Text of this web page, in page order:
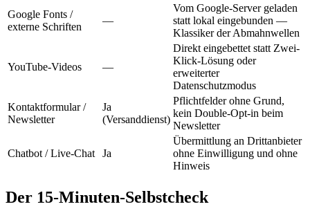
Google Fonts /
externe Schriften
—
Vom Google-Server geladen
statt lokal eingebunden —
Klassiker der Abmahnwellen
YouTube-Videos —
Direkt eingebettet statt Zwei-
Klick-Lösung oder
erweiterter
Datenschutzmodus
Kontaktformular /
Newsletter
Ja
(Versanddienst)
Pflichtfelder ohne Grund,
kein Double-Opt-in beim
Newsletter
Chatbot / Live-Chat Ja
Übermittlung an Drittanbieter
ohne Einwilligung und ohne
Hinweis
Der 15-Minuten-Selbstcheck